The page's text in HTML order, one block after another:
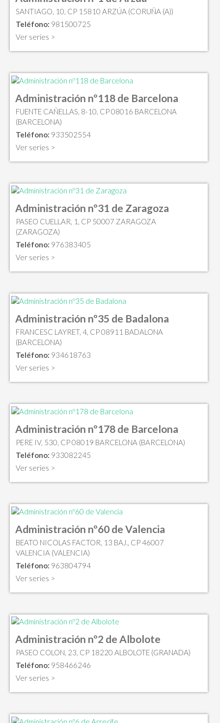
SANTIAGO, 10, CP 15810 ARZÚA (CORUÑA (A))
Teléfono: 981500725
Ver series >
Administración nº118 de Barcelona
FUENTE CAÑELLAS, 8-10, CP 08016 BARCELONA
(BARCELONA)
Teléfono: 933502554
Ver series >
Administración nº31 de Zaragoza
PASEO CUELLAR, 1, CP 50007 ZARAGOZA
(ZARAGOZA)
Teléfono: 976383405
Ver series >
Administración nº35 de Badalona
FRANCESC LAYRET, 4, CP 08911 BADALONA
(BARCELONA)
Teléfono: 934618763
Ver series >
Administración nº178 de Barcelona
PERE IV, 530, CP 08019 BARCELONA (BARCELONA)
Teléfono: 933082245
Ver series >
Administración nº60 de Valencia
BEATO NICOLAS FACTOR, 13 BAJ., CP 46007
VALENCIA (VALENCIA)
Teléfono: 963804794
Ver series >
Administración nº2 de Albolote
PASEO COLON, 23, CP 18220 ALBOLOTE (GRANADA)
Teléfono: 958466246
Ver series >